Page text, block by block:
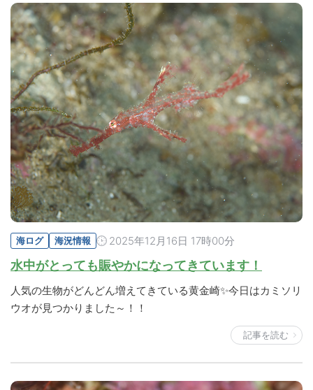
海ログ 海況情報 2025年12月16日 17時00分
水中がとっても賑やかになってきています！
人気の生物がどんどん増えてきている黄金崎✨今日はカミソリ
ウオが見つかりました～！！
記事を読む